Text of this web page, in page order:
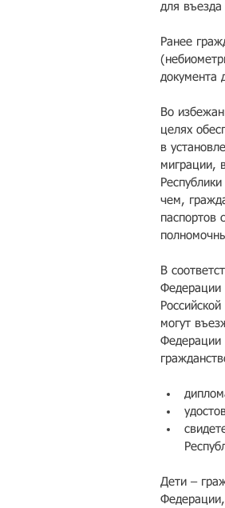
для въезда
Ранее
документа
Во
целях
в
миграции,
чем,
паспортов
В
Федерации
могут
Федерации
Дети –